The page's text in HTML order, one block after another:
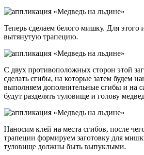
Теперь сделаем белого мишку. Для этого
вытянутую трапецию.
С двух противоположных сторон этой
сделать сгибы, на которые затем будем
выполняем дополнительные сгибы и на
будут разделять туловище и голову
Наносим клей на места сгибов, после
трапеции формируем заготовку для
туловище должны быть выпуклыми.